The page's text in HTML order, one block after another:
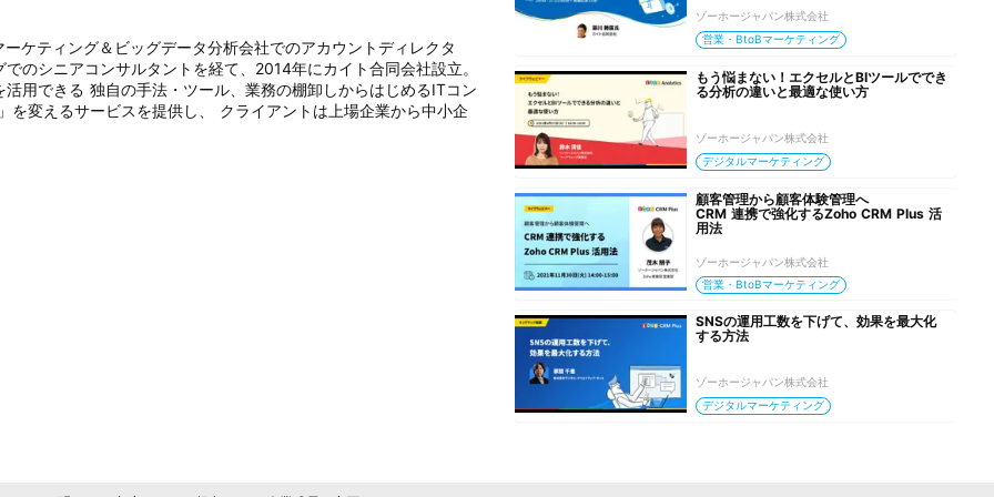
ケティング＆ビッグデータ分析会社でのアカウントディレクタ
のシニアコンサルタントを経て、2014年にカイト合同会社設立。
用できる 独自の手法・ツール、業務の棚卸しからはじめるITコン
を変えるサービスを提供し、 クライアントは上場企業から中小企
ゾーホージャパン株式会社
営業・BtoBマーケティング
もう悩まない！エクセルとBIツールででき
る分析の違いと最適な使い方
ゾーホージャパン株式会社
デジタルマーケティング
顧客管理から顧客体験管理へ
CRM 連携で強化するZoho CRM Plus 活
用法
ゾーホージャパン株式会社
営業・BtoBマーケティング
SNSの運用工数を下げて、効果を最大化
する方法
ゾーホージャパン株式会社
デジタルマーケティング